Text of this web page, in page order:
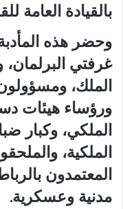
بالقيادة العامة
وحضر هذه
غرفتي
الملك،
ورؤساء هيئات
الملكي، وكبار
الملكية،
المعتمدون
مدنية وعسكرية.